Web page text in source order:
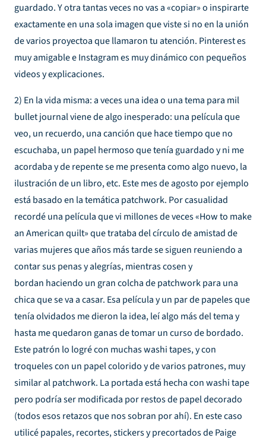
guardado. Y otra tantas veces no vas a «copiar» o inspirarte
exactamente en una sola imagen que viste si no en la unión
de varios proyectoa que llamaron tu atención. Pinterest es
muy amigable e Instagram es muy dinámico con pequeños
videos y explicaciones.
2) En la vida misma: a veces una idea o una tema para mil
bullet journal viene de algo inesperado: una película que
veo, un recuerdo, una canción que hace tiempo que no
escuchaba, un papel hermoso que tenía guardado y ni me
acordaba y de repente se me presenta como algo nuevo, la
ilustración de un libro, etc. Este mes de agosto por ejemplo
está basado en la temática patchwork. Por casualidad
recordé una película que vi millones de veces «How to make
an American quilt» que trataba del círculo de amistad de
varias mujeres que años más tarde se siguen reuniendo a
contar sus penas y alegrías, mientras cosen y
bordan haciendo un gran colcha de patchwork para una
chica que se va a casar. Esa película y un par de papeles que
tenía olvidados me dieron la idea, leí algo más del tema y
hasta me quedaron ganas de tomar un curso de bordado.
Este patrón lo logré con muchaswashi tapes, y con
troqueles con un papel colorido y de varios patrones, muy
similar al patchwork. La portada está hecha con washi tape
pero podría ser modificada por restos de papel decorado
(todos esos retazos que nos sobran por ahí). En este caso
utilicé papales, recortes, stickers y precortados dePaige